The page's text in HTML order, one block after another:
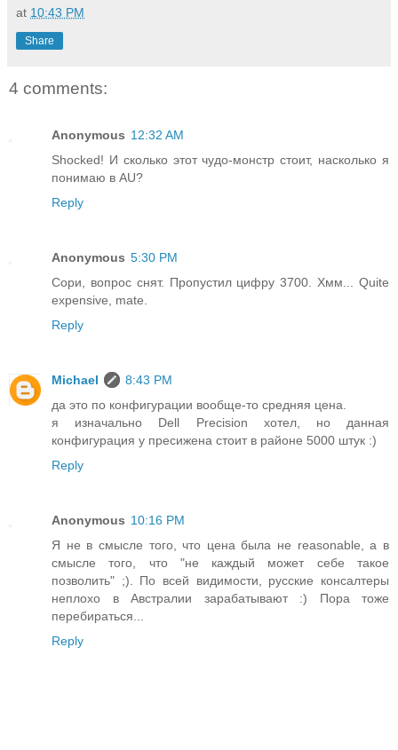
at 10:43 PM
Share
4 comments:
Anonymous 12:32 AM
Shocked! И сколько этот чудо-монстр стоит, насколько я
понимаю в AU?
Reply
Anonymous 5:30 PM
Сори, вопрос снят. Пропустил цифру 3700. Хмм... Quite
expensive, mate.
Reply
Michael
8:43 PM
да это по конфигурации вообще-то средняя цена.
я изначально Dell Precision хотел, но данная
конфигурация у пресижена стоит в районе 5000 штук :)
Reply
Anonymous 10:16 PM
Я не в смысле того, что цена была не reasonable, а в
смысле того, что "не каждый может себе такое
позволить" ;). По всей видимости, русские консалтеры
неплохо в Австралии зарабатывают :) Пора тоже
перебираться...
Reply